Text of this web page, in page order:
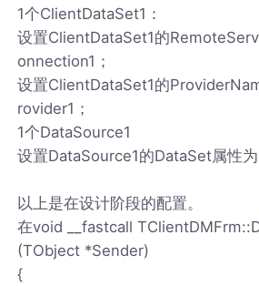
1个ClientDataSet1：
设置ClientDataSet1的
onnection1；
设置ClientDataSet1的
rovider1；
1个DataSource1
设置DataSource1的DataSet属性
以上是在设计阶段的配置。
在void __fastcall
(TObject *Sender)
{